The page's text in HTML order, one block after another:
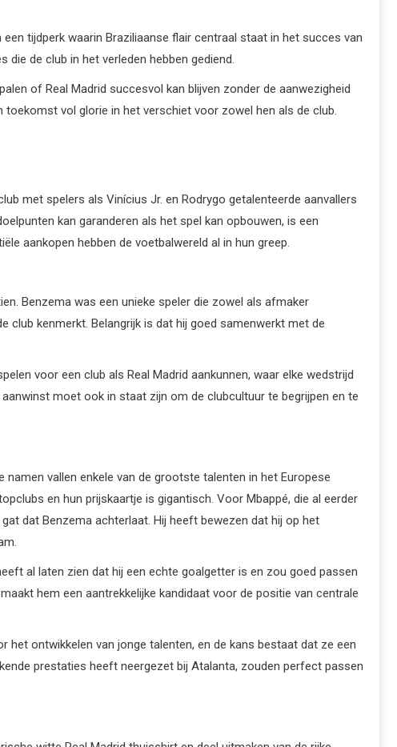
tijdperk waarin Braziliaanse flair centraal staat in het succes van
de club in het verleden hebben gediend.
of Real Madrid succesvol kan blijven zonder de aanwezigheid
vol glorie in het verschiet voor zowel hen als de club.
met spelers als Vinícius Jr. en Rodrygo getalenteerde aanvallers
kan garanderen als het spel kan opbouwen, is een
aankopen hebben de voetbalwereld al in hun greep.
Benzema was een unieke speler die zowel als afmaker
club kenmerkt. Belangrijk is dat hij goed samenwerkt met de
voor een club als Real Madrid aankunnen, waar elke wedstrijd
moet ook in staat zijn om de clubcultuur te begrijpen en te
vallen enkele van de grootste talenten in het Europese
en hun prijskaartje is gigantisch. Voor Mbappé, die al eerder
dat Benzema achterlaat. Hij heeft bewezen dat hij op het
al laten zien dat hij een echte goalgetter is en zou goed passen
hem een aantrekkelijke kandidaat voor de positie van centrale
het ontwikkelen van jonge talenten, en de kans bestaat dat ze een
prestaties heeft neergezet bij Atalanta, zouden perfect passen